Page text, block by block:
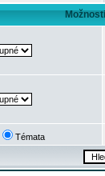
Témata